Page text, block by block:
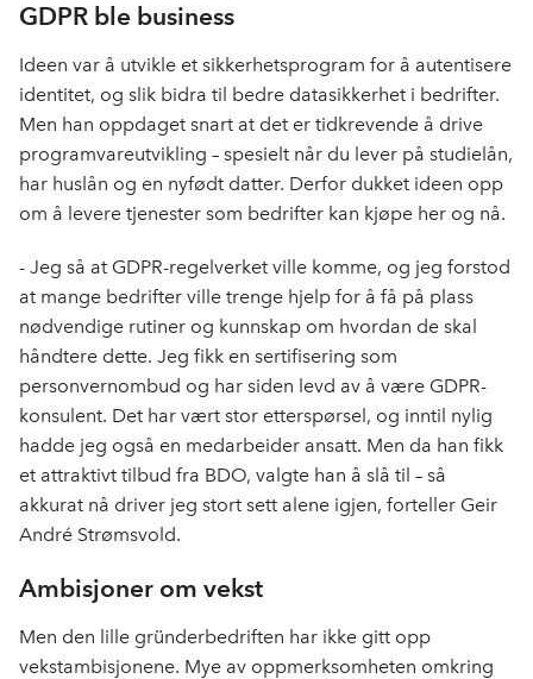
GDPR ble business
Ideen var å utvikle et sikkerhetsprogram for å autentisere
identitet, og slik bidra til bedre datasikkerhet i bedrifter.
Men han oppdaget snart at det er tidkrevende å drive
programvareutvikling – spesielt når du lever på studielån,
har huslån og en nyfødt datter. Derfor dukket ideen opp
om å levere tjenester som bedrifter kan kjøpe her og nå.
- Jeg så at GDPR-regelverket ville komme, og jeg forstod
at mange bedrifter ville trenge hjelp for å få på plass
nødvendige rutiner og kunnskap om hvordan de skal
håndtere dette. Jeg fikk en sertifisering som
personvernombud og har siden levd av å være GDPR-
konsulent. Det har vært stor etterspørsel, og inntil nylig
hadde jeg også en medarbeider ansatt. Men da han fikk
et attraktivt tilbud fra BDO, valgte han å slå til – så
akkurat nå driver jeg stort sett alene igjen, forteller Geir
André Strømsvold.
Ambisjoner om vekst
Men den lille gründerbedriften har ikke gitt opp
vekstambisjonene. Mye av oppmerksomheten omkring